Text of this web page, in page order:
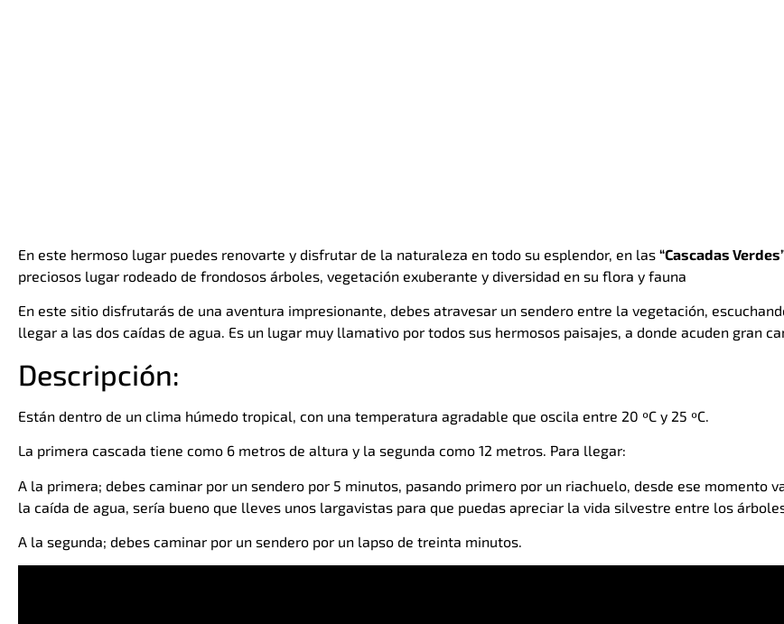
En este hermoso lugar puedes renovarte y disfrutar de la naturaleza en todo su esplendor, en las “Cascadas
preciosos lugar rodeado de frondosos árboles, vegetación exuberante y diversidad en su flora y fauna
En este sitio disfrutarás de una aventura impresionante, debes atravesar un sendero entre la vegetación,
llegar a las dos caídas de agua. Es un lugar muy llamativo por todos sus hermosos paisajes, a donde acuden gran
Descripción:
Están dentro de un clima húmedo tropical, con una temperatura agradable que oscila entre 20 ºC y 25 ºC.
La primera cascada tiene como 6 metros de altura y la segunda como 12 metros. Para llegar:
A la primera; debes caminar por un sendero por 5 minutos, pasando primero por un riachuelo, desde ese momento
la caída de agua, sería bueno que lleves unos largavistas para que puedas apreciar la vida silvestre entre los
A la segunda; debes caminar por un sendero por un lapso de treinta minutos.